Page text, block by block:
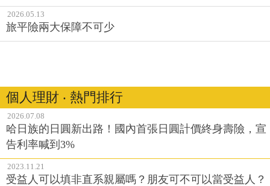
2026.05.13
旅平險兩大保障不可少
個人理財 ‧ 熱門排行
2026.07.08
哈日族的日圓新出路！國內首張日圓計價終身壽險，宣
告利率喊到3%
2023.11.21
受益人可以填非直系親屬嗎？朋友可不可以當受益人？